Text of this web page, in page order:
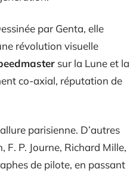
par Genta, elle
révolution visuelle
sur la Lune et la
co-axial, réputation de
parisienne. D’autres
P. Journe, Richard Mille,
de pilote, en passant